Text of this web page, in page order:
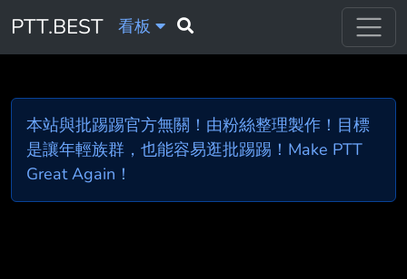
PTT.BEST 看板
本站與批踢踢官方無關！由粉絲整理製作！目標
是讓年輕族群，也能容易逛批踢踢！Make PTT
Great Again！